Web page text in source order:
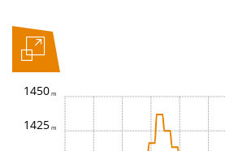
1425
1450